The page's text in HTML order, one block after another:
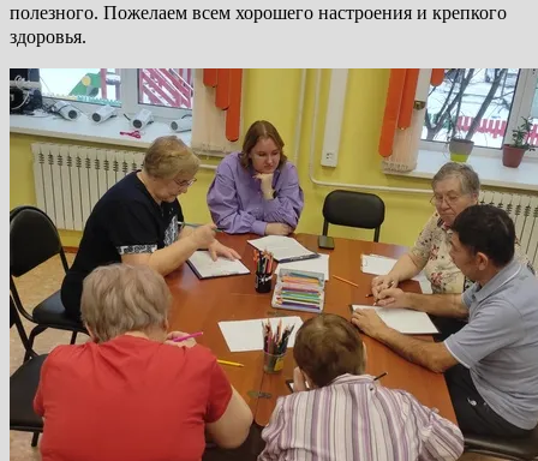
полезного. Пожелаем всем хорошего настроения и крепкого
здоровья.